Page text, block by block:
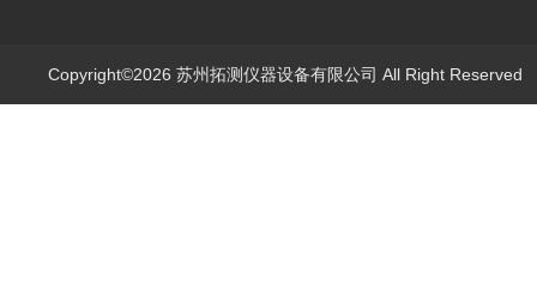
Copyright©2026 苏州拓测仪器设备有限公司 All Right